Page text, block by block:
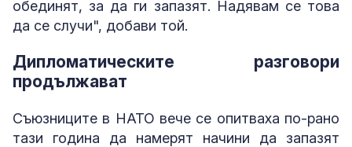
обединят, за да ги запазят. Надявам се това
да се случи", добави той.
Дипломатическите разговори
продължават
Съюзниците в НАТО вече се опитваха по-рано
тази година да намерят начини да запазят